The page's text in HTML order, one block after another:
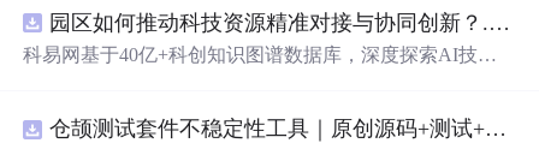
园区如何推动科技资源精准对接与协同创新？.docx
科易网基于40亿+科创知识图谱数据库，深度探索AI技术
新领域的AI+数智化解决方案，推动科技创新与产业创新仓颉测试套件不稳定性工具｜原创源码+测试+离线报告